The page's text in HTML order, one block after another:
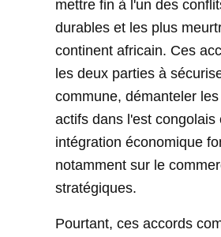
mettre fin à l'un des
durables et les plus
continent africain. Ces
les deux parties à
commune, démanteler
actifs dans l'est congolais
intégration économique
notamment sur le
stratégiques.
Pourtant, ces accords